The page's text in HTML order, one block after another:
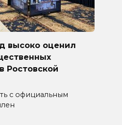
высоко оценил
Ростовской
с официальным